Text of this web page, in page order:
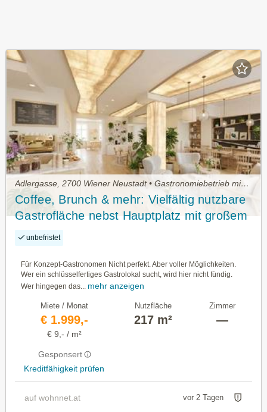
Adlergasse, 2700 Wiener Neustadt • Gastronomiebetrieb mieten
Coffee, Brunch & mehr: Vielfältig nutzbare
Gastrofläche nebst Hauptplatz mit großem
Lagerbereich | Sofort anmietbar
unbefristet
Für Konzept-Gastronomen Nicht perfekt. Aber voller Möglichkeiten.
Wer ein schlüsselfertiges Gastrolokal sucht, wird hier nicht fündig.
Wer hingegen das... mehr anzeigen
Miete / Monat
€ 1.999,-
€ 9,- / m²
Gesponsert
Kreditfähigkeit prüfen
Nutzfläche
217 m²
Zimmer
—
auf wohnnet.at vor 2 Tagen